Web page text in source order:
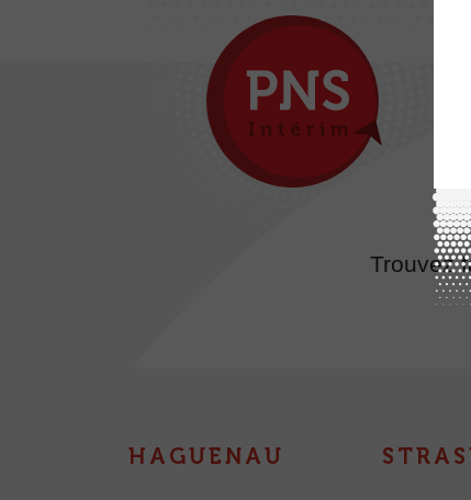
Trouvez
HAGUENAU